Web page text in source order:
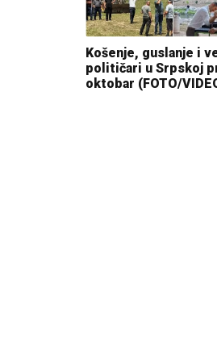
Košenje, guslanje i
političari u Srpskoj
oktobar (FOTO/